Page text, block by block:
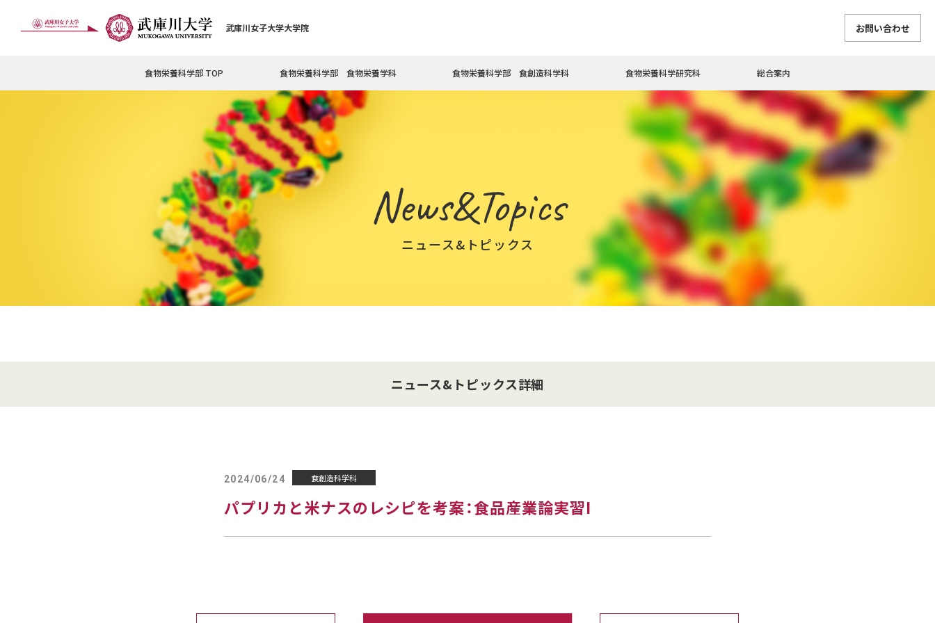
武庫川女子大学大学院 お問い合わせ
食物栄養科学部 TOP 食物栄養科学部 食物栄養学科 食物栄養科学部 食創造科学科 食物栄養科学研究科 総合案内
News&Topics
ニュース&トピックス
ニュース&トピックス詳細
2024/06/24 食創造科学科
パプリカと米ナスのレシピを考案：食品産業論実習I